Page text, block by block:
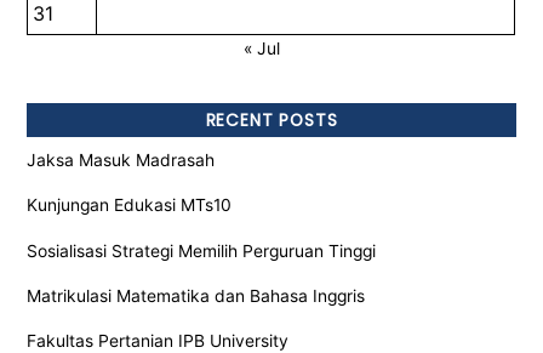
31
« Jul
RECENT POSTS
Jaksa Masuk Madrasah
Kunjungan Edukasi MTs10
Sosialisasi Strategi Memilih Perguruan Tinggi
Matrikulasi Matematika dan Bahasa Inggris
Fakultas Pertanian IPB University